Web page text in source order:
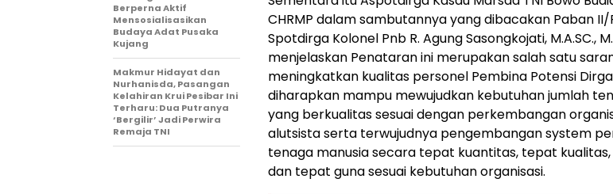
CHRMP dalam sambutannya yang dibacakan Paban
Spotdirga Kolonel Pnb R. Agung Sasongkojati, M.A.SC.,
menjelaskan Penataran ini merupakan salah satu
meningkatkan kualitas personel Pembina Potensi
diharapkan mampu mewujudkan kebutuhan jumlah
yang berkualitas sesuai dengan perkembangan
alutsista serta terwujudnya pengembangan system
tenaga manusia secara tepat kuantitas, tepat
dan tepat guna sesuai kebutuhan organisasi.
Berperna Aktif
Mensosialisasikan
Budaya Adat Pusaka
Kujang
Makmur Hidayat dan
Nurhanisda, Pasangan
Kelahiran Krui Pesibar Ini
Terharu: Dua Putranya
‘Bergilir’ Jadi Perwira
Remaja TNI